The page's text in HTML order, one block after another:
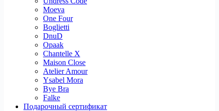
Moeva
One Four
Boglietti
DnuD
Opaak
Chantelle X
Maison Close
Atelier Amour
Ysabel Mora
Bye Bra
Falke
Подарочный сертификат